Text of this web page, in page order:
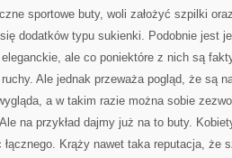
sportowe buty, woli założyć szpilki
dodatków typu sukienki. Podobnie jest
ale co poniektóre z nich są
Ale jednak przeważa pogląd, że są
a w takim razie można sobie
na przykład dajmy już na to buty.
Krąży nawet taka reputacja, że